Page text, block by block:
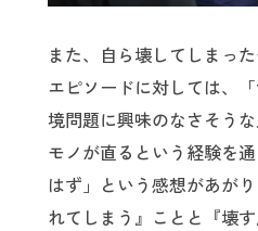
また、自ら壊してしまっ
エピソードに対しては、
境問題に興味のなさそう
モノが直るという経験を
はず」という感想があが
れてしまう』ことと『壊